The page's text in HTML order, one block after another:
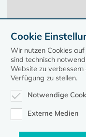
Cookie
Wir nutzen Cookies
sind technisch
Website zu
Verfügung zu stellen.
Notwendige
Externe Medien